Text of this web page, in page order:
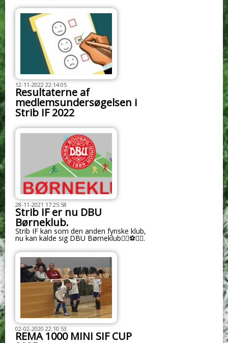
12-11-2022 22:14:05
Resultaterne af
medlemsundersøgelsen i
Strib IF 2022
28-11-2021 17:25:58
Strib IF er nu DBU
Børneklub.
Strib IF kan som den anden fynske klub,
nu kan kalde sig DBU Børneklub🏃‍♀⚽🏃‍♂.
02-02-2020 22:10:53
REMA 1000 MINI SIF CUP